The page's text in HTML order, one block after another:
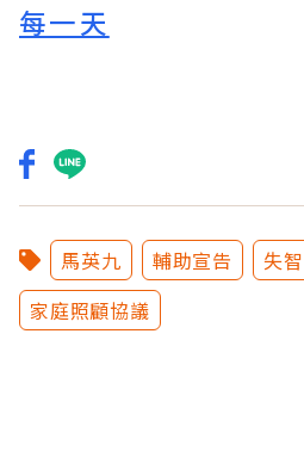
每一天
馬英九 輔助宣告 失智
家庭照顧協議